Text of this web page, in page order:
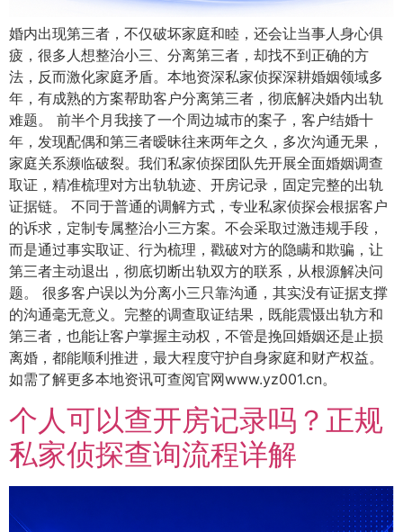
婚内出现第三者，不仅破坏家庭和睦，还会让当事人身心俱
疲，很多人想整治小三、分离第三者，却找不到正确的方
法，反而激化家庭矛盾。本地资深私家侦探深耕婚姻领域多
年，有成熟的方案帮助客户分离第三者，彻底解决婚内出轨
难题。 前半个月我接了一个周边城市的案子，客户结婚十
年，发现配偶和第三者暧昧往来两年之久，多次沟通无果，
家庭关系濒临破裂。我们私家侦探团队先开展全面婚姻调查
取证，精准梳理对方出轨轨迹、开房记录，固定完整的出轨
证据链。 不同于普通的调解方式，专业私家侦探会根据客户
的诉求，定制专属整治小三方案。不会采取过激违规手段，
而是通过事实取证、行为梳理，戳破对方的隐瞒和欺骗，让
第三者主动退出，彻底切断出轨双方的联系，从根源解决问
题。 很多客户误以为分离小三只靠沟通，其实没有证据支撑
的沟通毫无意义。完整的调查取证结果，既能震慑出轨方和
第三者，也能让客户掌握主动权，不管是挽回婚姻还是止损
离婚，都能顺利推进，最大程度守护自身家庭和财产权益。
如需了解更多本地资讯可查阅官网www.yz001.cn。
个人可以查开房记录吗？正规
私家侦探查询流程详解